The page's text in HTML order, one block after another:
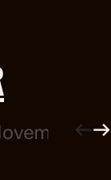
←→